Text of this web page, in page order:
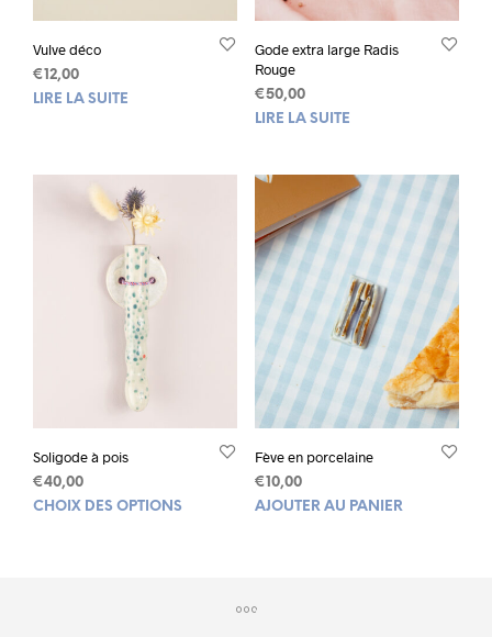
Vulve déco
€12,00
LIRE LA SUITE
Gode extra large Radis
Rouge
€50,00
LIRE LA SUITE
Soligode à pois
€40,00
CHOIX DES OPTIONS
Les
Fève en porcelaine
€ 10,00
AJOUTER AU PANIER